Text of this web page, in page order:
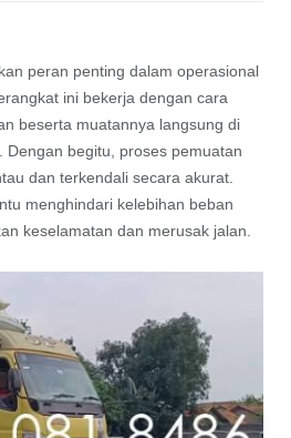
peran penting dalam operasional
ini bekerja dengan cara
beserta muatannya langsung di
begitu, proses pemuatan
dan terkendali secara akurat.
menghindari kelebihan beban
keselamatan dan merusak jalan.